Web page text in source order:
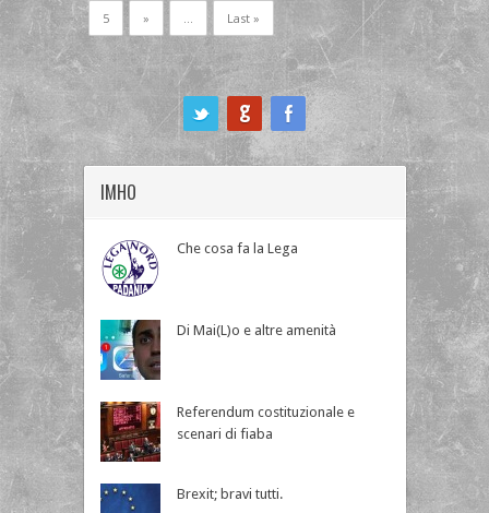
5 » ... Last »
IMHO
Che cosa fa la Lega
Di Mai(L)o e altre amenità
Referendum costituzionale e
scenari di fiaba
Brexit; bravi tutti.